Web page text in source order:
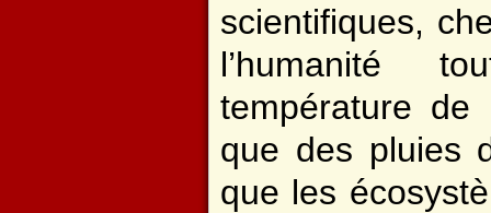
scientifiques,
l’humanité
température de
que des pluies
que les